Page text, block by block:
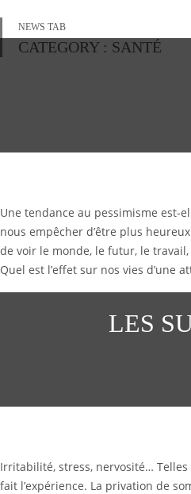
NEWS TAB
CATEGORY : SANTÉ
Une tendance au pessimisme est-
nous empêcher d’être plus
de voir le monde, le futur, le
Quel est l’effet sur nos vies
LES
Irritabilité, stress, nervosité…
fait l’expérience. La privation de